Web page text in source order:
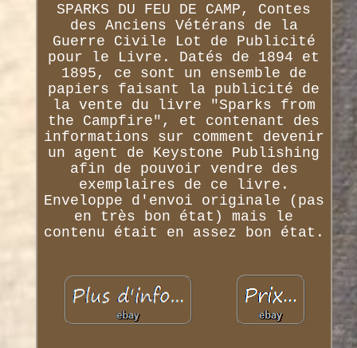
SPARKS DU FEU DE CAMP, Contes
des Anciens Vétérans de la
Guerre Civile Lot de Publicité
pour le Livre. Datés de 1894 et
1895, ce sont un ensemble de
papiers faisant la publicité de
la vente du livre "Sparks from
the Campfire", et contenant des
informations sur comment devenir
un agent de Keystone Publishing
afin de pouvoir vendre des
exemplaires de ce livre.
Enveloppe d'envoi originale (pas
en très bon état) mais le
contenu était en assez bon état.